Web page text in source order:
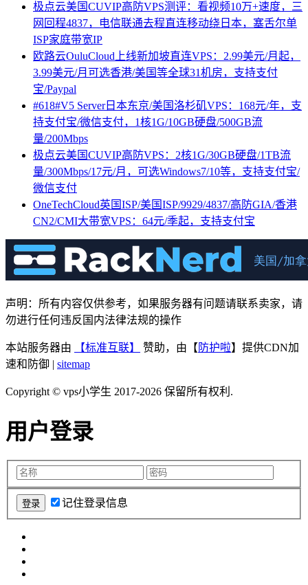
极点云美国CUVIP高防VPS测评：看视频10万+速度，三
网回程4837，电信联通去程直连移动绕日本，塞舌尔单
ISP家庭带宽IP
欧路云OuluCloud上线新加坡直连VPS：2.99美元/月起，
3.99美元/月可选香港/美国等全球31机房，支持支付
宝/Paypal
#618#V5 Server日本东京/美国洛杉矶VPS：168元/年，支
持支付宝/微信支付，1核1G/10GB硬盘/500GB流
量/200Mbps
极点云美国CUVIP高防VPS：2核1G/30GB硬盘/1TB流
量/300Mbps/17元/月，可选Windows7/10等，支持支付宝/
微信支付
OneTechCloud英国ISP/美国ISP/9929/4837/高防GIA/香港
CN2/CMI大带宽VPS：64元/季起，支持支付宝
声明：所有内容仅供参考，如果服务器有问题请联系卖家，请
勿进行任何违反国内法律法规的操作
本站服务器由 【标准互联】 赞助，由【 防护啦】提供CDN加
速和防御 | sitemap
Copyright © vps小学生 2017-2026 保留所有权利.
用户登录
记住登录信息